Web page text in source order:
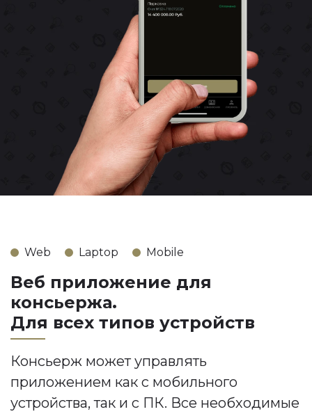
Web Laptop Mobile
Веб приложение для
консьержа.
Для всех типов устройств
Консьерж может управлять
приложением как с мобильного
устройства, так и с ПК. Все необходимые